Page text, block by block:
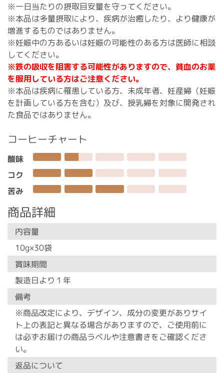
※一日当たりの摂取目安量を守ってください。
※本品は多量摂取により、疾病が治癒したり、より健康が
増進するものではありません。
※妊娠中の方あるいは妊娠の可能性のある方は医師に相談
してください。
※鉄の吸収を阻害する可能性がありますので、貧血のお薬
を服用している方はご注意ください。
※本品は疾病に罹患している方、未成年者、妊産婦（妊娠
を計画している方を含む）及び、授乳婦を対象に開発され
た食品ではありません。
コーヒーチャート
酸味
コク
苦み
商品詳細
内容量
10g×30袋
賞味期間
製造日より１年
備考
※商品改定により、デザイン、成分の変更がありサイ
ト上の表記と異なる場合がありますので、ご使用前に
は必ずお届けの商品ラベルや注意書きをご確認くださ
い。
返品について